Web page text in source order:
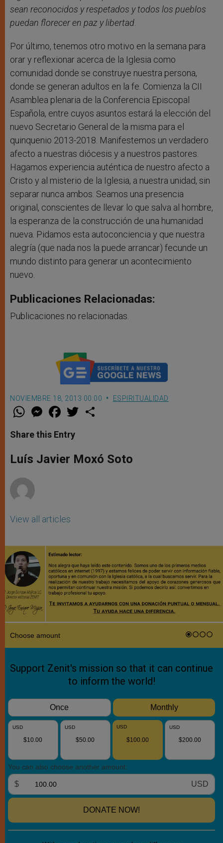
sean reconocidos y respetados y todos los pueblos
puedan florecer en paz y libertad.
Por último, tenemos otro motivo en la semana para
orar y reflexionar acerca de la Iglesia como
comunidad donde se construye nuestra persona,
donde se generan adultos en la fe. Comienza la CII
Asamblea plenaria de la Conferencia Episcopal
Española, entre cuyos asuntos estará la elección del
nuevo Secretario General de la misma para el
quinquenio 2013-2018. Manifestemos un verdadero
afecto a nuestras diócesis y a nuestros pastores.
Hagamos experiencia auténtica de nuestro afecto a
Cristo y al misterio de la Iglesia, a nuestra unidad, sin
separar nunca ambos. Seamos una presencia
original, conscientes de llevar lo que salva al hombre,
la esperanza de la construcción de una humanidad
nueva. Pidamos esta autoconciencia y que nuestra
alegría (que nada nos la puede arrancar) fecunde un
mundo distinto para generar un acontecimiento
nuevo.
Publicaciones Relacionadas:
Publicaciones no relacionadas.
NOVIEMBRE 18, 2013 00:00 ESPIRITUALIDAD
W
t
s
p
p
M
e
s
e
g
e
F
a
e
b
o
k
w
r
Share this Entry
Luís Javier Moxó Soto
View all articles